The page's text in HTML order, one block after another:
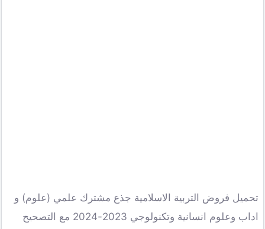
تحميل فروض التربية الاسلامية جذع مشترك علمي (علوم) و
اداب وعلوم انسانية وتكنولوجي 2023-2024 مع التصحيح